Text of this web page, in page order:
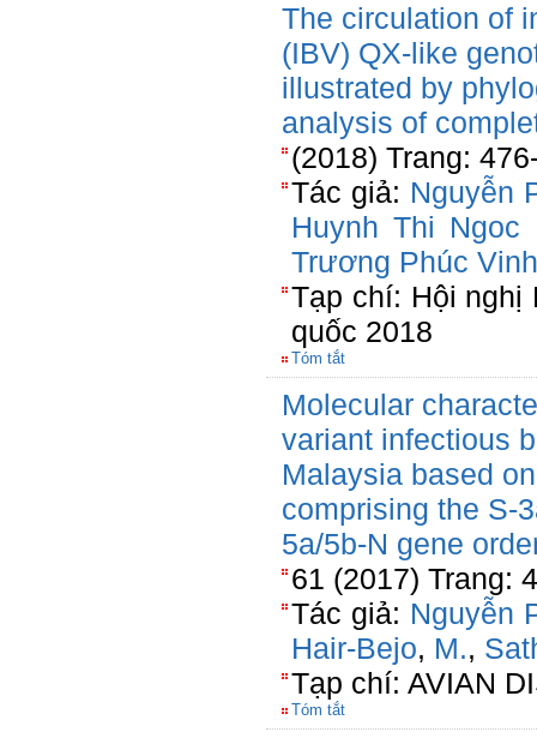
The circulation of
(IBV) QX-like
illustrated by
analysis of
(2018) Trang:
Tác giả: Nguyễn
Huynh Thi Ngoc
Trương Phúc Vinh
Tạp chí: Hội nghị
quốc 2018
Tóm tắt
Molecular
variant infectious
Malaysia based
comprising the S-
5a/5b-N gene
61 (2017) Trang:
Tác giả: Nguyễn
Hair-Bejo, M.,
Tạp chí: AVIAN
Tóm tắt